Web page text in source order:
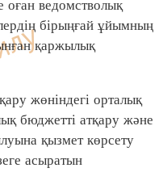
бірыңғай ұйымның
қаржылық
жөніндегі орталық
бюджетті атқару және
қызмет көрсету
асыратын